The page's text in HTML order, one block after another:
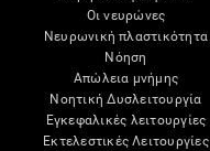
Οι νευρώνες
Νευρωνική πλαστικότητα
Νόηση
Απώλεια μνήμης
Νοητική Δυσλειτουργία
Εγκεφαλικές λειτουργίες
Εκτελεστικές Λειτουργίες